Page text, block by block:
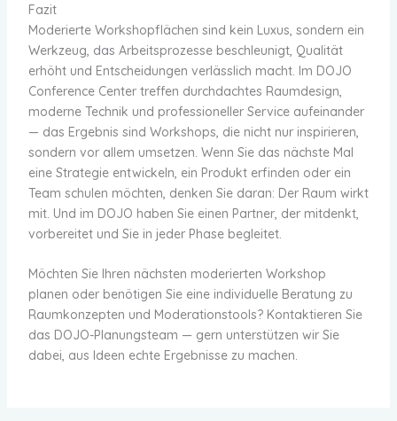
Fazit
Moderierte Workshopflächen sind kein Luxus, sondern ein
Werkzeug, das Arbeitsprozesse beschleunigt, Qualität
erhöht und Entscheidungen verlässlich macht. Im DOJO
Conference Center treffen durchdachtes Raumdesign,
moderne Technik und professioneller Service aufeinander
— das Ergebnis sind Workshops, die nicht nur inspirieren,
sondern vor allem umsetzen. Wenn Sie das nächste Mal
eine Strategie entwickeln, ein Produkt erfinden oder ein
Team schulen möchten, denken Sie daran: Der Raum wirkt
mit. Und im DOJO haben Sie einen Partner, der mitdenkt,
vorbereitet und Sie in jeder Phase begleitet.
Möchten Sie Ihren nächsten moderierten Workshop
planen oder benötigen Sie eine individuelle Beratung zu
Raumkonzepten und Moderationstools? Kontaktieren Sie
das DOJO-Planungsteam — gern unterstützen wir Sie
dabei, aus Ideen echte Ergebnisse zu machen.